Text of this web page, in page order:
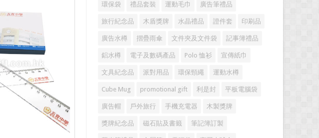
環保袋 禮品套裝 運動毛巾 廣告筆禮品
旅行紀念品 木盾獎牌 水晶禮品 證件套 印刷品
廣告水樽 摺疊雨傘 文件夾及文件袋 記事簿禮品
鋁水樽 電子及數碼產品 Polo 恤衫 宣傳紙巾
文具紀念品 派對用品 環保頸繩 運動水樽
Cube Mug promotional gift 利是封 平板電腦袋
廣告帽 戶外旅行 手機充電器 木製獎牌
獎牌紀念品 磁石貼及書籤 筆記簿訂製